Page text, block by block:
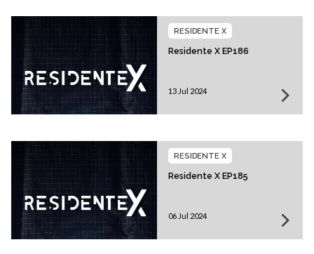
Residente X EP186
RESIDENTE X
13 Jul 2024
Residente X EP185
RESIDENTE X
06 Jul 2024